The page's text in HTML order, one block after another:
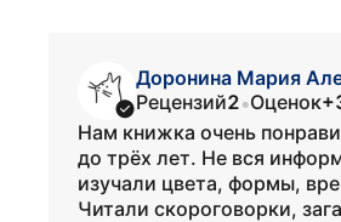
Доронина Мария
Рецензий2•Оценок
Нам книжка очень
до трёх лет. Не вся
изучали цвета, формы,
Читали скороговорки,